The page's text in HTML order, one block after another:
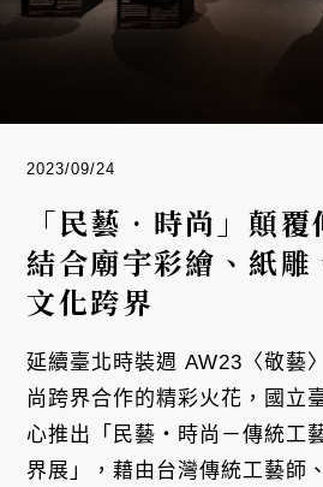
2023/09/24
「民藝•時尚」顛
結合廟宇彩繪、紙雕
文化跨界
延續臺北時裝週 AW23〈敬藝
尚跨界合作的精彩火花，國立
心推出「民藝・時尚－傳統工
界展」，藉由台灣傳統工藝師